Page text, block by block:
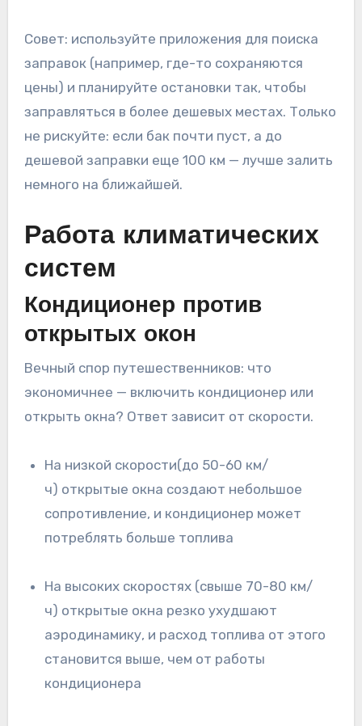
Совет: используйте приложения для поиска
заправок (например, где-то сохраняются
цены) и планируйте остановки так, чтобы
заправляться в более дешевых местах. Только
не рискуйте: если бак почти пуст, а до
дешевой заправки еще 100 км — лучше залить
немного на ближайшей.
Работа климатических
систем
Кондиционер против
открытых окон
Вечный спор путешественников: что
экономичнее — включить кондиционер или
открыть окна? Ответ зависит от скорости.
На низкой скорости(до 50-60 км/
ч) открытые окна создают небольшое
сопротивление, и кондиционер может
потреблять больше топлива
На высоких скоростях (свыше 70-80 км/
ч) открытые окна резко ухудшают
аэродинамику, и расход топлива от этого
становится выше, чем от работы
кондиционера